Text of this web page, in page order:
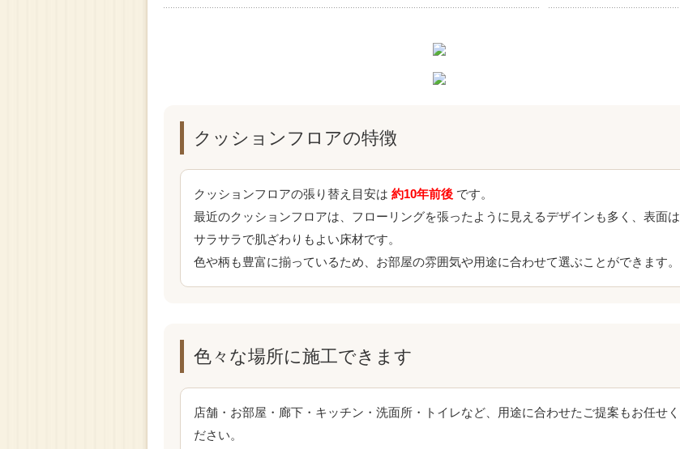
クッションフロアの特徴
クッションフロアの張り替え目安は 約10年前後 です。
最近のクッションフロアは、フローリングを張ったように見えるデザインも多く、表面は
サラサラで肌ざわりもよい床材です。
色や柄も豊富に揃っているため、お部屋の雰囲気や用途に合わせて選ぶことができます。
色々な場所に施工できます
店舗・お部屋・廊下・キッチン・洗面所・トイレなど、用途に合わせたご提案もお任せく
ださい。